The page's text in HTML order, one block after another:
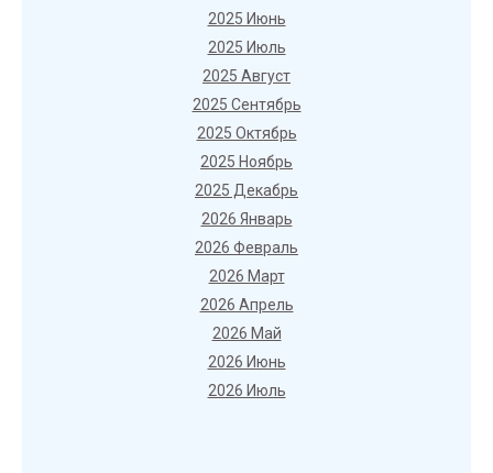
2025 Июнь
2025 Июль
2025 Август
2025 Сентябрь
2025 Октябрь
2025 Ноябрь
2025 Декабрь
2026 Январь
2026 Февраль
2026 Март
2026 Апрель
2026 Май
2026 Июнь
2026 Июль